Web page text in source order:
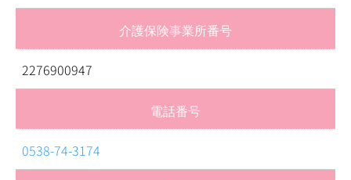
介護保険事業所番号
2276900947
電話番号
0538-74-3174